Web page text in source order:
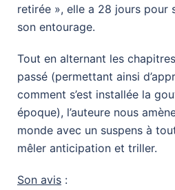
retirée », elle a 28 jours pour
son entourage.
Tout en alternant les
passé (permettant ainsi
comment s’est installée la
époque), l’auteure nous
monde avec un suspens à
mêler anticipation et triller.
Son avis :